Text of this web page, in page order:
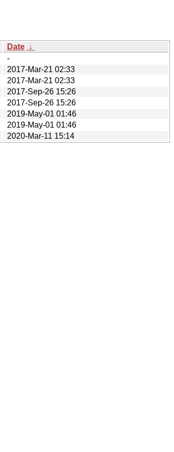
Date ↓
-
2017-Mar-21 02:33
2017-Mar-21 02:33
2017-Sep-26 15:26
2017-Sep-26 15:26
2019-May-01 01:46
2019-May-01 01:46
2020-Mar-11 15:14